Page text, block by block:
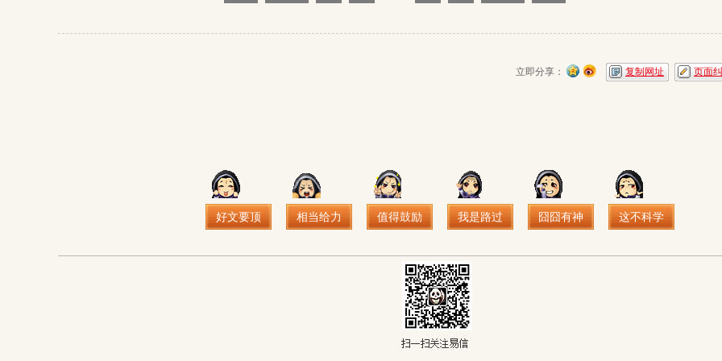
立即分享： 复制网址 页面
好文要顶 相当给力 值得鼓励 我是路过 囧囧有神 这不科学